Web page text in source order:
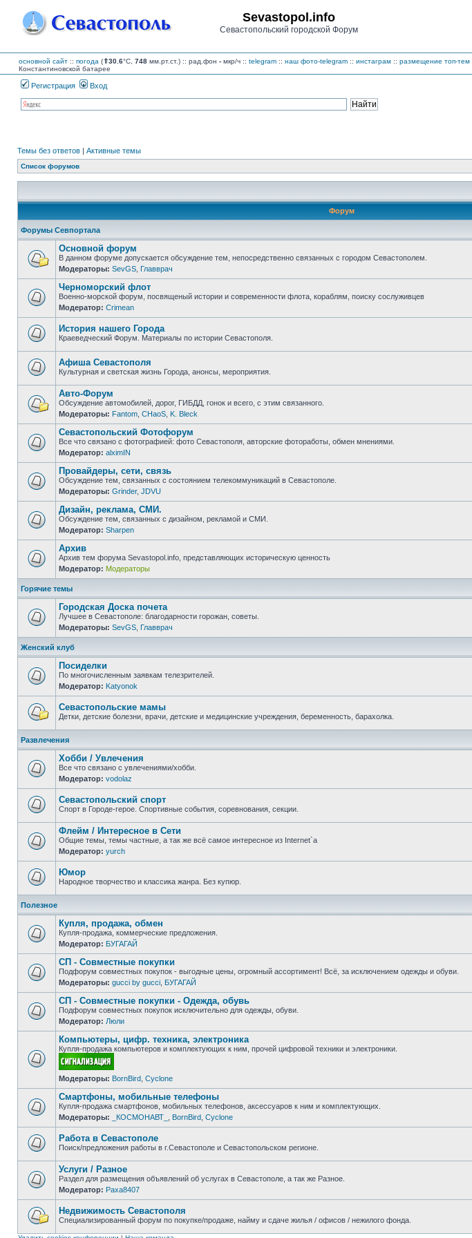
Sevastopol.info
Севастопольский городской Форум
основной сайт :: погода (⇑30.6°C, 748 мм.рт.ст.) :: рад.фон - мкр/ч :: telegram :: наш фото-telegram :: инстаграм :: размещение топ-тем
Константиновской батарее
Регистрация Вход
Темы без ответов | Активные темы
Список форумов
Форум
Форумы Севпортала
Нет
непрочитанных
сообщений
Основной форум
В данном форуме допускается обсуждение тем, непосредственно связанных с городом Севастополем.
Модераторы: SevGS Главврач
Нет
непрочитанных
сообщений
Черноморский флот
Военно-морской форум, посвященый истории и современности флота, кораблям, поиску сослуживцев
Модератор: Crimean
непрочитанных
сообщений
История нашего Города
Краеведческий Форум. Материалы по истории Севастополя.
непрочитанных
сообщений
Афиша Севастополя
Культурная и светская жизнь Города, анонсы, мероприятия.
Нет
непрочитанных
сообщений
Авто-Форум
Обсуждение автомобилей, дорог, ГИБДД, гонок и всего, с этим связанного.
Модераторы: Fantom CHaoS K. Bleck
Нет
непрочитанных
сообщений
Севастопольский Фотофорум
Все что связано с фотографией: фото Севастополя, авторские фотоработы, обмен мнениями.
Модератор: alximIN
Нет
непрочитанных
сообщений
Провайдеры, сети, связь
Обсуждение тем, связанных с состоянием телекоммуникаций в Севастополе.
Модераторы: Grinder, JDVU
Нет
непрочитанных
сообщений
Дизайн, реклама, СМИ.
Обсуждение тем, связанных с дизайном, рекламой и СМИ.
Модератор: Sharpen
Нет
непрочитанных
сообщений
Архив
Архив тем форума Sevastopol.info, представляющих историческую ценность
Модератор: Модераторы
Горячие темы
Нет
непрочитанных
сообщений
Городская Доска почета
Лучшее в Севастополе: благодарности горожан, советы.
Модераторы: SevGS Главврач
Женский клуб
Нет
непрочитанных
сообщений
Посиделки
По многочисленным заявкам телезрителей.
Модератор: Katyonok
непрочитанных
сообщений
Севастопольские мамы
Детки, детские болезни, врачи, детские и медицинские учреждения, беременность, барахолка.
Развлечения
Нет
непрочитанных
сообщений
Хобби / Увлечения
Все что связано с увлечениями/хобби.
Модератор: vodolaz
непрочитанных
сообщений
Севастопольский спорт
Спорт в Городе-герое. Спортивные события, соревнования, секции.
Нет
непрочитанных
сообщений
Флейм / Интересное в Cети
Общие темы, темы частные, а так же всё самое интересное из Internet`а
Модератор: yurch
непрочитанных
сообщений
Юмор
Народное творчество и классика жанра. Без купюр.
Полезное
Нет
непрочитанных
сообщений
Купля, продажа, обмен
Купля-продажа, коммерческие предложения.
Модератор: БУГАГАЙ
Нет
непрочитанных
сообщений
СП - Совместные покупки
Подфорум совместных покупок - выгодные цены, огромный ассортимент! Всё, за исключением одежды и обуви.
Модераторы: gucci by gucci БУГАГАЙ
Нет
непрочитанных
сообщений
СП - Совместные покупки - Одежда, обувь
Подфорум совместных покупок исключительно для одежды, обуви.
Модератор: Люли
Нет
непрочитанных
Компьютеры, цифр. техника, электроника
Купля-продажа компьютеров и комплектующих к ним, прочей цифровой техники и электроники.
Модераторы: BornBird Cyclone
Нет
непрочитанных
сообщений
Смартфоны, мобильные телефоны
Купля-продажа смартфонов, мобильных телефонов, аксессуаров к ним и комплектующих.
Модераторы:
_КОСМОНАВТ_ BornBird Cyclone
непрочитанных
сообщений
Работа в Севастополе
Поиск/предложения работы в г.Севастополе и Севастопольском регионе.
Нет
непрочитанных
сообщений
Услуги / Разное
Раздел для размещения объявлений об услугах в Севастополе, а так же Разное.
Модератор: Paxa8407
непрочитанных
Недвижимость Севастополя
Специализированный форум по покупке/продаже, найму и сдаче жилья / офисов / нежилого фонда.